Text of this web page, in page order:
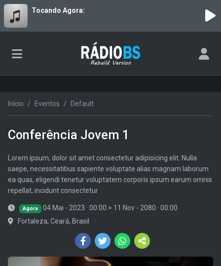
Tocando Agora:
Início Eventos Default
Conferência Jovem 1
Lorem ipsum, dolor sit amet consectetur adipisicing elit. Nulla
saepe, necessitatibus sapiente voluptate alias magnam laborum
ea quas, eligendi tenetur voluptatem corporis ipsum earum omnis
repellat, incidunt consectetur
Agora 04 Mai - 2023 · 00:00 > 11 Nov - 2080 · 00:00
Fortaleza, Ceará, Brasil